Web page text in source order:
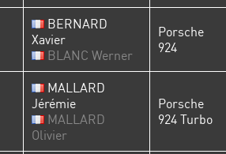
BERNARD
Xavier
BLANC Werner
Porsche
924
MALLARD
Jérémie
MALLARD
Olivier
Porsche
924 Turbo